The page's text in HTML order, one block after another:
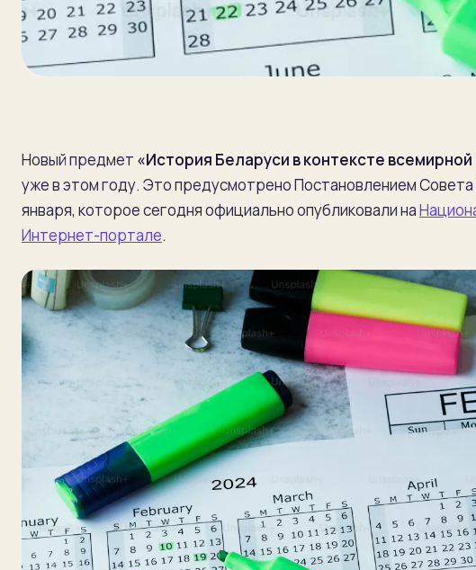
Новый предмет «История Беларуси в контексте
уже в этом году. Это предусмотрено Постановлением
января, которое сегодня официально опубликовали на
Интернет-портале.